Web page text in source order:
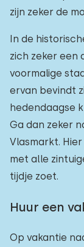
zijn zeker de
In de
zich zeker een
voormalige
ervan bevindt
hedendaagse
Ga dan zeker
Vlasmarkt.
met alle
tijdje zoet.
Huur een
Op vakantie